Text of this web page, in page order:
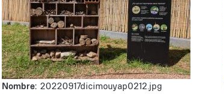
Nombre: 20220917dicimouyap0212.jpg